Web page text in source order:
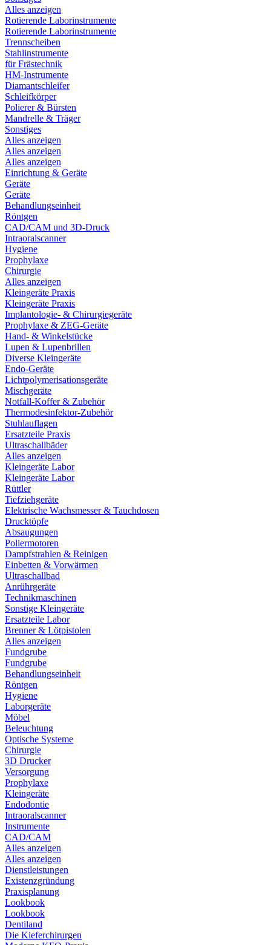
Alles anzeigen
Rotierende Laborinstrumente
Rotierende Laborinstrumente
Trennscheiben
Stahlinstrumente
für Frästechnik
HM-Instrumente
Diamantschleifer
Schleifkörper
Polierer & Bürsten
Mandrelle & Träger
Sonstiges
Alles anzeigen
Alles anzeigen
Alles anzeigen
Einrichtung & Geräte
Geräte
Geräte
Behandlungseinheit
Röntgen
CAD/CAM und 3D-Druck
Intraoralscanner
Hygiene
Prophylaxe
Chirurgie
Alles anzeigen
Kleingeräte Praxis
Kleingeräte Praxis
Implantologie- & Chirurgiegeräte
Prophylaxe & ZEG-Geräte
Hand- & Winkelstücke
Lupen & Lupenbrillen
Diverse Kleingeräte
Endo-Geräte
Lichtpolymerisationsgeräte
Mischgeräte
Notfall-Koffer & Zubehör
Thermodesinfektor-Zubehör
Stuhlauflagen
Ersatzteile Praxis
Ultraschallbäder
Alles anzeigen
Kleingeräte Labor
Kleingeräte Labor
Rüttler
Tiefziehgeräte
Elektrische Wachsmesser & Tauchdosen
Drucktöpfe
Absaugungen
Poliermotoren
Dampfstrahlen & Reinigen
Einbetten & Vorwärmen
Ultraschallbad
Anrührgeräte
Technikmaschinen
Sonstige Kleingeräte
Ersatzteile Labor
Brenner & Lötpistolen
Alles anzeigen
Fundgrube
Fundgrube
Behandlungseinheit
Röntgen
Hygiene
Laborgeräte
Möbel
Beleuchtung
Optische Systeme
Chirurgie
3D Drucker
Versorgung
Prophylaxe
Kleingeräte
Endodontie
Intraoralscanner
Instrumente
CAD/CAM
Alles anzeigen
Alles anzeigen
Dienstleistungen
Existenzgründung
Praxisplanung
Lookbook
Lookbook
Dentiland
Die Kieferchirurgen